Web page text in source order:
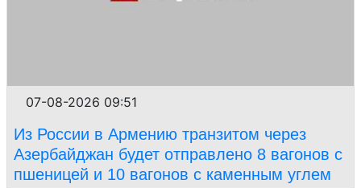
07-08-2026 09:51
Из России в Армению транзитом через
Азербайджан будет отправлено 8 вагонов с
пшеницей и 10 вагонов с каменным углем